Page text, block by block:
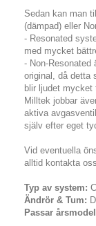
Sedan kan man
(dämpad) eller
- Resonated
med mycket
- Non-Resonated
original, då detta
blir ljudet mycket
Milltek jobbar
aktiva
själv efter eget
Vid eventuella
alltid kontakta
Typ av system:
Ändrör & Tum:
Passar